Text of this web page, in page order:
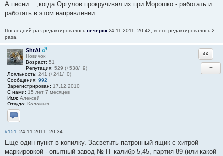
А песни... ,когда Оргулов прокручивал их при Морошко - работать и
работать в этом направлении.
Последний раз редактировалось печерск 24.11.2011, 20:42, всего редактировалось 2
раза.
ShtAl
Новичок
Возраст: 51
Репутация: 529 (+538/−9)
Лояльность: 241 (+241/−0)
Сообщения: 992
Зарегистрирован: 17.12.2010
С нами: 15 лет 7 месяцев
Имя: Алексей
Откуда: Коломыя
Отправить личное сообщение
−
#151 24.11.2011, 20:34
Еще один пункт в копилку. Засветить патронный ящик с хитрой
маркировкой - опытный завод № Н, калибр 5,45, партия 89 (или какой